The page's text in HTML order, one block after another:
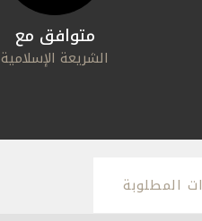
متوافق مع
الشريعة الإسلامية
المطلوبة